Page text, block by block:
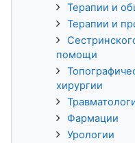
Терапии и
Терапии и
помощи
хирургии
Фармации
Урологии